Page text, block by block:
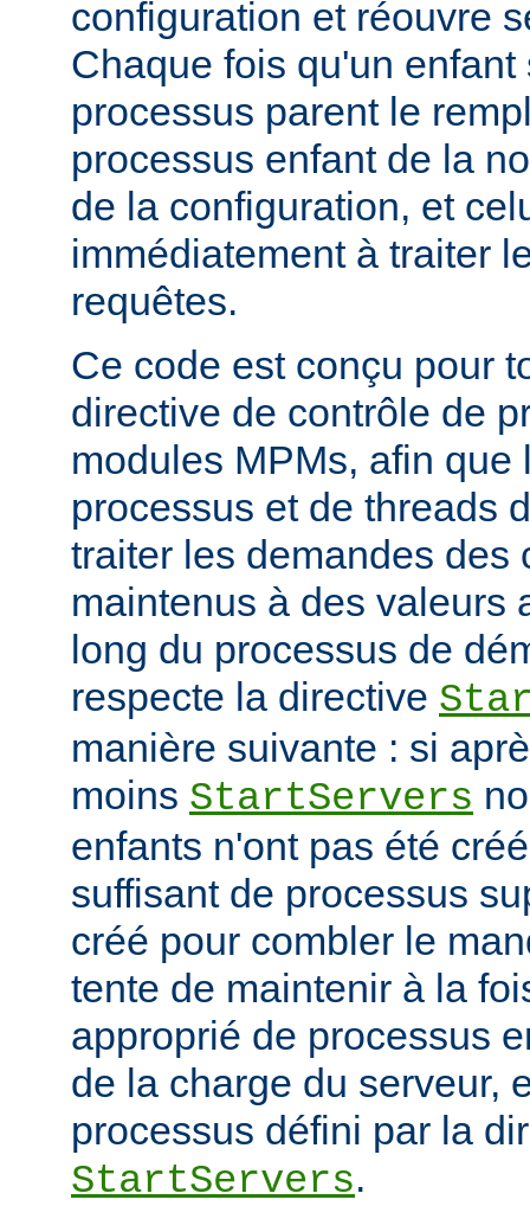
configuration et réouvre
Chaque fois qu'un enfant
processus parent le
processus enfant de la
de la configuration, et
immédiatement à traiter
requêtes.
Ce code est conçu pour
directive de contrôle de
modules MPMs, afin que
processus et de threads
traiter les demandes des
maintenus à des valeurs
long du processus de
respecte la directive
manière suivante : si
moins StartServers
enfants n'ont pas été
suffisant de processus
créé pour combler le
tente de maintenir à la
approprié de processus
de la charge du serveur,
processus défini par la
StartServers.